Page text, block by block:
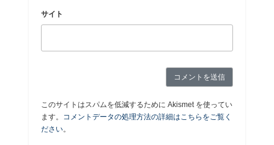
サイト
このサイトはスパムを低減するために Akismet を使ってい
ます。 コメントデータの処理方法の詳細はこちらをご覧く
ださい。